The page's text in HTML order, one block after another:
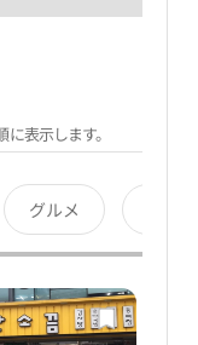
表示します。
グルメ